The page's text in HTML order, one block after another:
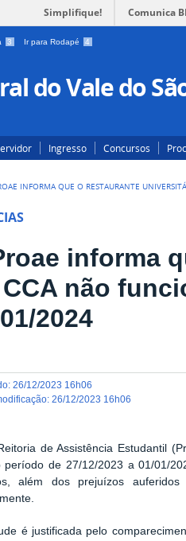
Simplifique! Comunica
3 Ir para Rodapé 4
do Vale do
Ingresso Concursos
INFORMA QUE O RESTAURANTE
informa
não
2024
:26/12/2023 16h06
:26/12/2023 16h06
de Assistência Estudantil
período de 27/12/2023 a 01/01/
além dos prejuízos
é justificada pelo